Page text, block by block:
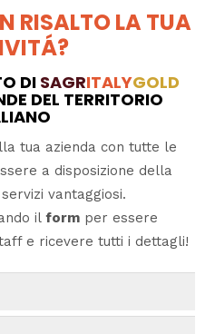
RISALTO LA TUA
DI SAGRITALYGOLD
DEL TERRITORIO
tua azienda con tutte le
a disposizione della
vantaggiosi.
il form per essere
e ricevere tutti i dettagli!